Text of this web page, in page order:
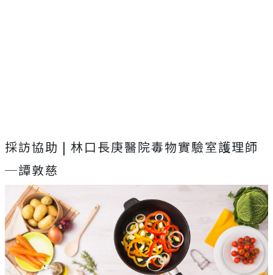
採訪協助 | 林口長庚醫院毒物實驗室護理師
─譚敦慈